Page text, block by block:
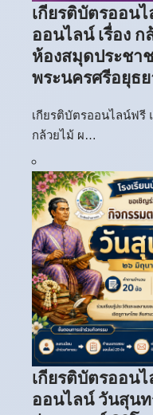
เกียรติบัตรออน
ออนไลน์ เรื่อง
ห้องสมุดประชา
พระนครศรีอยุธ
เกียรติบัตรออนไลน์ฟรี
กล้วยไม้ ผ…
เกียรติบัตรออน
ออนไลน์ วันสุนท